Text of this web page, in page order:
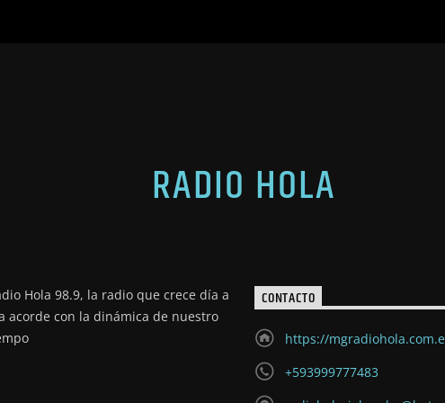
RADIO HOLA
Hola 98.9, la radio que crece día a
acorde con la dinámica de nuestro
CONTACTO
https://
+593999777483